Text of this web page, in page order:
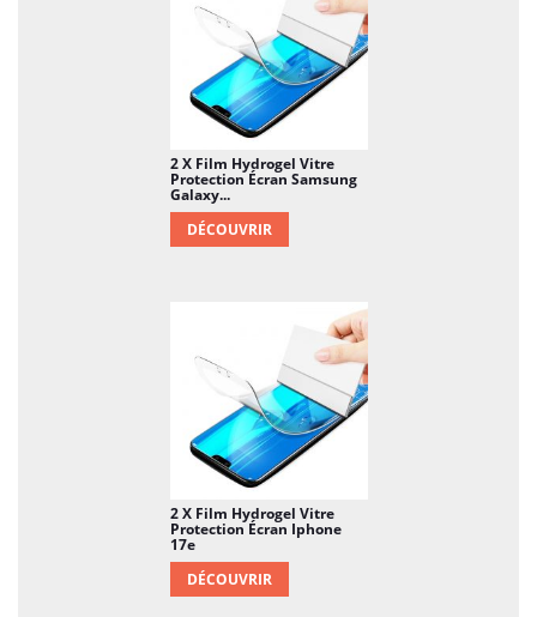
2 X Film Hydrogel Vitre
Protection Écran Samsung
Galaxy...
DÉCOUVRIR
2 X Film Hydrogel Vitre
Protection Écran Iphone
17e
DÉCOUVRIR